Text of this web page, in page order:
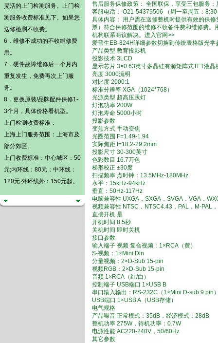
灵活的上门检测 服务。 上门检
测 服务收费标准见下。如果您
送修检测不收费。
6．维修不成功的不收维修费
用。
7．硬件故障维修后一个月内
重复发生，免费再次上门服
务。
8．更换原装/品牌配件保修1-
3个月，具体价格看机型。
上门检测收费标准：
上海上门服务范围：上海市及
部分郊区。
上门收费标准：中心城区：50
元;内环线：80元；中环线：
120元 外环线外：150元起。
售后服务保修政策： 全国联保，享受三包服务
客服电话： O21-54379506 （周一至周五：
具体内容： 用户需在送修整机时提供有效的保
票）符合保修范围的维修不收备件费和维修费
机构联系商议解决。进入官网>>
爱普生EB-824H详细参数切换到传统表格版光学
产品类型 教育投影机
投影技术 3LCD
显示芯片 3×0.63英寸多晶硅有源矩阵式TFT液晶
亮度 3000流明
对比度 2000:1
标准分辨率 XGA（1024*768）
光源类型 超高压汞灯
灯泡功率 200W
灯泡寿命 5000小时
投影参数
变焦方式 手动变焦
光圈范围 F=1.49-1.94
实际焦距 f=18.2-29.2mm
投影尺寸 30-300英寸
色彩数目 16.7万色
梯形校正 ±30度
扫描频率 点时钟：13.5MHz-180MHz
水平：15kHz-94kHz
垂直：50Hz-117Hz
电脑兼容性 UXGA，SXGA，SVGA，VGA，
视频兼容性 NTSC，NTSC4.43，PAL，M-PAL
直接开机 是
开机时间 8.5秒
关机时间 即时关机
接口参数
输入端子 视频 复合视频：1×RCA（黄）
S-视频：1×Mini Din
分量视频：2×D-Sub 15-pin
视频RGB：2×D-Sub 15-pin
音频 1×RCA（红/白）
控制端子 USB端口 1×USB B
串口输入输出：RS-232C（1×Mini D-sub 9 pin
USB端口 1×USB A（USB存储）
电气规格
产品噪音 正常模式：35dB，经济模式：28dB
整机功率 275W，待机功率：0.7W
电源性能 AC220-240V，50/60Hz
其它参数